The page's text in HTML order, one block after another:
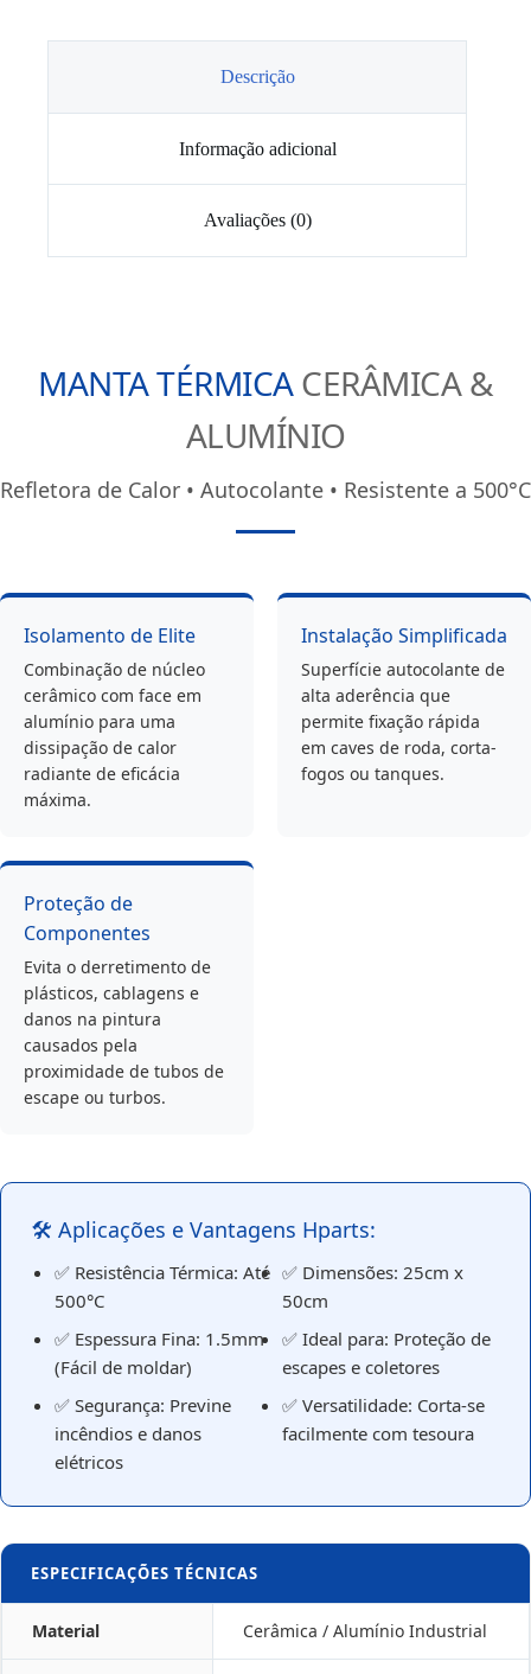
Descrição
Informação adicional
Avaliações (0)
MANTA TÉRMICACERÂMICA &
ALUMÍNIO
Refletora de Calor • Autocolante • Resistente a 500°C
Isolamento de Elite
Combinação de núcleo
cerâmico com face em
alumínio para uma
dissipação de calor
radiante de eficácia
máxima.
Instalação Simplificada
Superfície autocolante de
alta aderência que
permite fixação rápida
em caves de roda, corta-
fogos ou tanques.
Proteção de
Componentes
Evita o derretimento de
plásticos, cablagens e
danos na pintura
causados pela
proximidade de tubos de
escape ou turbos.
🛠️ Aplicações e Vantagens Hparts:
✅ Resistência Térmica: Até
500°C
✅ Dimensões: 25cm x
50cm
✅ Espessura Fina: 1.5mm
(Fácil de moldar)
✅ Ideal para: Proteção de
escapes e coletores
✅ Segurança: Previne
incêndios e danos
elétricos
✅ Versatilidade: Corta-se
facilmente com tesoura
ESPECIFICAÇÕES TÉCNICAS
Material Cerâmica / Alumínio Industrial